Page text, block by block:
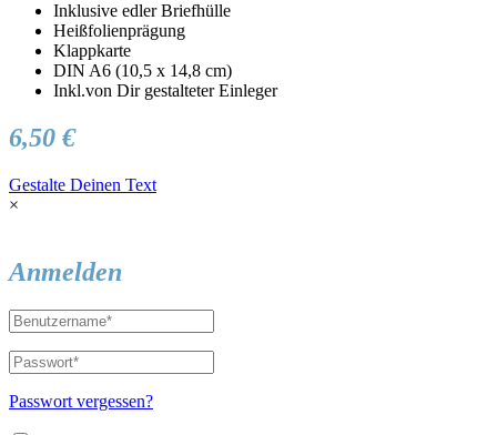
Inklusive edler Briefhülle
Heißfolienprägung
Klappkarte
DIN A6 (10,5 x 14,8 cm)
Inkl.von Dir gestalteter Einleger
6,50 €
Gestalte Deinen Text
×
Anmelden
Passwort vergessen?